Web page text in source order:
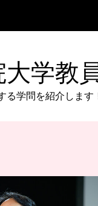
学教
る学問を紹介します